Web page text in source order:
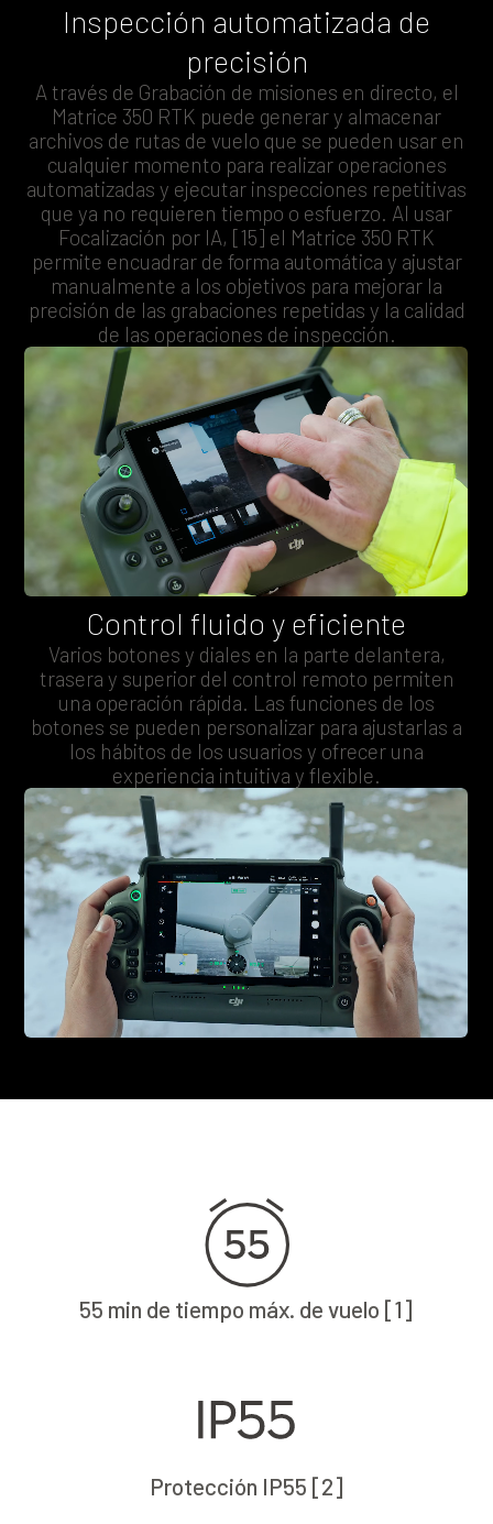
Control fluido y eficiente
Varios botones y diales en la parte delantera,
trasera y superior del control remoto permiten
una operación rápida. Las funciones de los
botones se pueden personalizar para ajustarlas a
los hábitos de los usuarios y ofrecer una
experiencia intuitiva y flexible.
Inspección automatizada de
precisión
A través de Grabación de misiones en directo, el
Matrice 350 RTK puede generar y almacenar
archivos de rutas de vuelo que se pueden usar en
cualquier momento para realizar operaciones
automatizadas y ejecutar inspecciones repetitivas
que ya no requieren tiempo o esfuerzo. Al usar
Focalización por IA, [15] el Matrice 350 RTK
permite encuadrar de forma automática y ajustar
manualmente a los objetivos para mejorar la
precisión de las grabaciones repetidas y la calidad
de las operaciones de inspección.
55 min de tiempo máx. de vuelo [1]
Protección IP55 [2]